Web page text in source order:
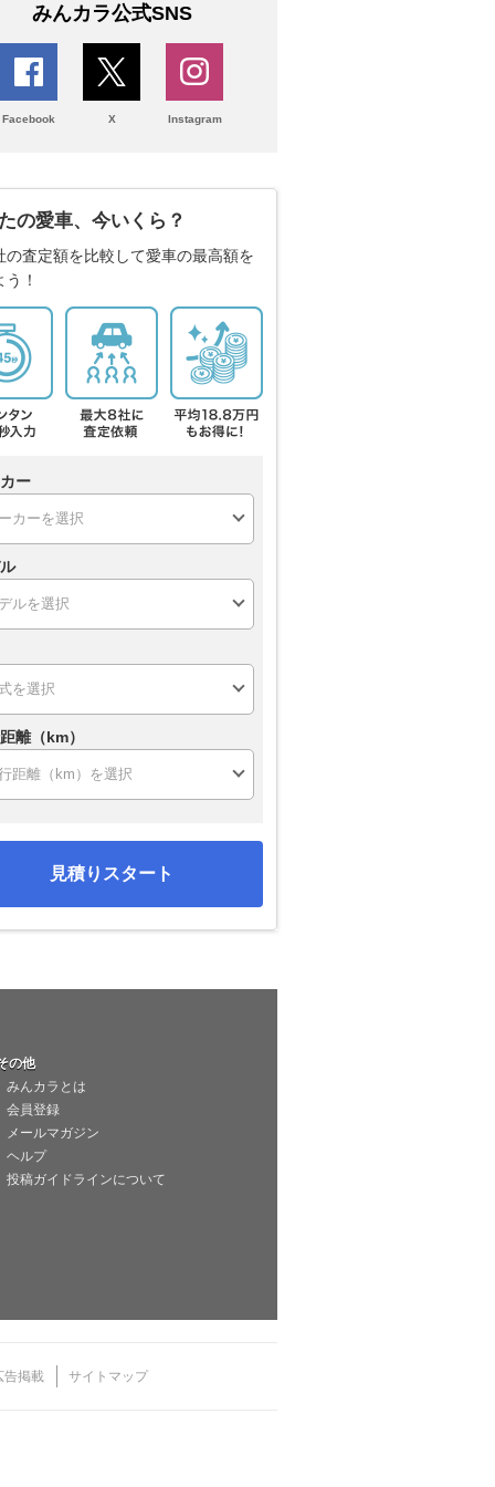
みんカラ公式SNS
Facebook X Instagram
の愛車、今いくら？
の査定額を比較して愛車の最高額を
！
ー
離（km）
見積りスタート
の他
みんカラとは
会員登録
メールマガジン
ヘルプ
投稿ガイドラインについて
告掲載 サイトマップ